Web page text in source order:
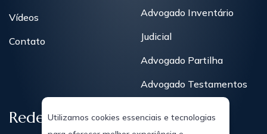
Vídeos
Contato
Advogado Inventário
Judicial
Advogado Partilha
Advogado Testamentos
Redes Sociais
Utilizamos cookies essenciais e tecnologias